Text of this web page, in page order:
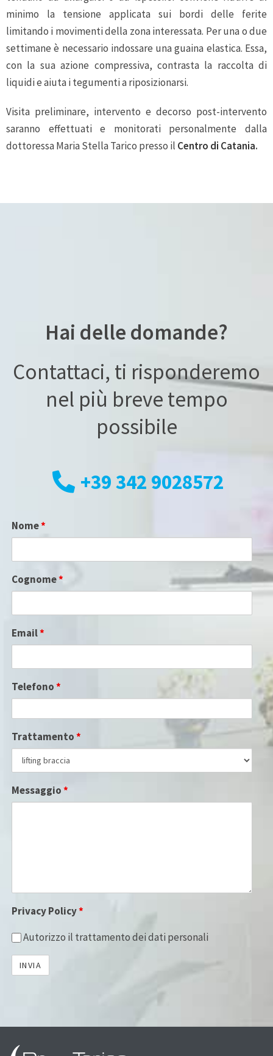
minimo la tensione applicata sui bordi delle ferite
limitando i movimenti della zona interessata. Per una o due
settimane è necessario indossare una guaina elastica. Essa,
con la sua azione compressiva, contrasta la raccolta di
liquidi e aiuta i tegumenti a riposizionarsi.
Visita preliminare, intervento e decorso post-intervento
saranno effettuati e monitorati personalmente dalla
dottoressa Maria Stella Tarico presso il Centro di Catania.
Hai delle domande?
Contattaci, ti risponderemo
nel più breve tempo
possibile
+39 342 9028572
Nome*
Cognome*
Email*
Telefono*
Trattamento*
Messaggio*
Privacy Policy*
Autorizzo il trattamento dei dati personali